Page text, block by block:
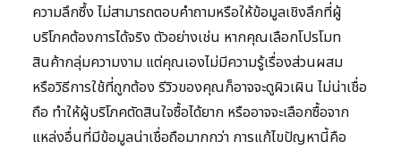
ความลึกซึ้ง ไม่สามารถตอบคำถามหรือให้ข้อมูลเชิงลึกที่ผู้
บริโภคต้องการได้จริง ตัวอย่างเช่น หากคุณเลือกโปรโมท
สินค้ากลุ่มความงาม แต่คุณเองไม่มีความรู้เรื่องส่วนผสม
หรือวิธีการใช้ที่ถูกต้อง รีวิวของคุณก็อาจจะดูผิวเผิน ไม่น่าเชื่อ
ถือ ทำให้ผู้บริโภคตัดสินใจซื้อได้ยาก หรืออาจจะเลือกซื้อจาก
แหล่งอื่นที่มีข้อมูลน่าเชื่อถือมากกว่า การแก้ไขปัญหานี้คือ